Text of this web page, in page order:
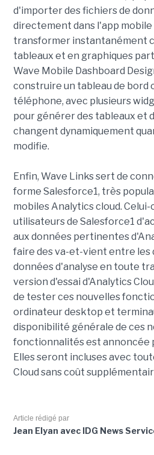
d'importer des fichiers de
directement dans l'app mobile
transformer instantanément
tableaux et en graphiques
Wave Mobile Dashboard
construire un tableau de bord
téléphone, avec plusieurs
pour générer des tableaux et
changent dynamiquement
modifie.
Enfin, Wave Links sert de
forme Salesforce1, très
mobiles Analytics cloud.
utilisateurs de Salesforce1
aux données pertinentes
faire des va-et-vient entre les
données d'analyse en toute
version d'essai d'Analytics
de tester ces nouvelles
ordinateur desktop et
disponibilité générale de ces
fonctionnalités est annoncée
Elles seront incluses avec
Cloud sans coût
Article rédigé par
Jean Elyan avec IDG News